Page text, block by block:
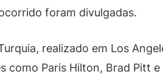
foram divulgadas.
realizado em Los
como Paris Hilton, Brad Pitt